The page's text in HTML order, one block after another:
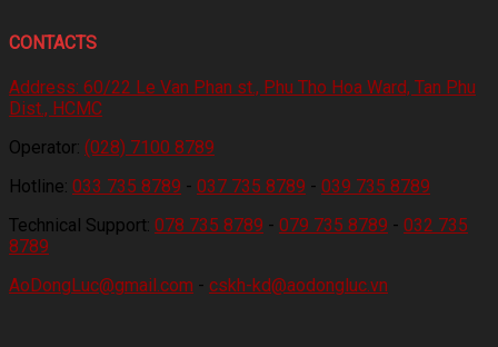
CONTACTS
Address: 60/22 Le Van Phan st., Phu Tho Hoa Ward, Tan Phu
Dist., HCMC
Operator: (028) 7100 8789
Hotline: 033 735 8789 - 037 735 8789 - 039 735 8789
Technical Support: 078 735 8789 - 079 735 8789 - 032 735
8789
AoDongLuc@gmail.com - cskh-kd@aodongluc.vn